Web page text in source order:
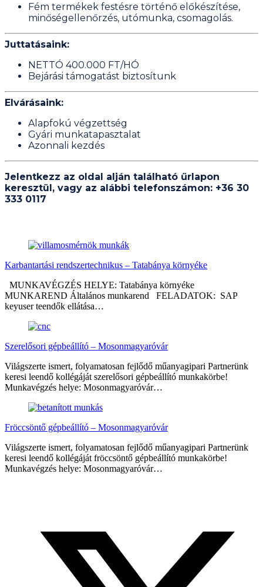
Fém termékek festésre történő előkészítése,
minőségellenőrzés, utómunka, csomagolás.
Juttatásaink:
NETTÓ 400.000 FT/HÓ
Bejárási támogatást biztosítunk
Elvárásaink:
Alapfokú végzettség
Gyári munkatapasztalat
Azonnali kezdés
Jelentkezz az oldal alján található űrlapon
keresztül, vagy az alábbi telefonszámon: +36 30
333 0117
Karbantartási rendszertechnikus – Tatabánya környéke
MUNKAVÉGZÉS HELYE: Tatabánya környéke
MUNKAREND Általános munkarend FELADATOK: SAP
keyuser teendők ellátása…
Szerelősori gépbeállító – Mosonmagyaróvár
Világszerte ismert, folyamatosan fejlődő műanyagipari Partnerünk
keresi leendő kollégáját szerelősori gépbeállító munkakörbe!
Munkavégzés helye: Mosonmagyaróvár…
Fröccsöntő gépbeállító – Mosonmagyaróvár
Világszerte ismert, folyamatosan fejlődő műanyagipari Partnerünk
keresi leendő kollégáját fröccsöntő gépbeállító munkakörbe!
Munkavégzés helye: Mosonmagyaróvár…